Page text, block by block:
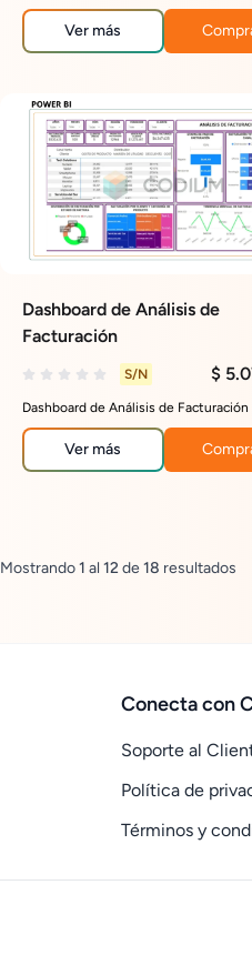
Ver más
Dashboard de Análisis de
Facturación
S/N $
Dashboard de Análisis de Facturación
Ver más
Mostrando1 al 12de18 resultados
Conecta con
Soporte al
Política de
Términos y